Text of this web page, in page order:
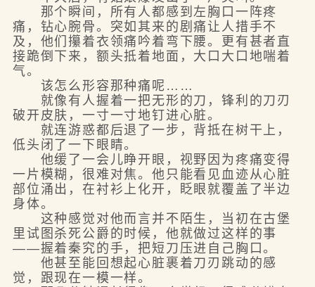
那个瞬间，所有人都感到左胸口一阵疼
痛，钻心腕骨。突如其来的剧痛让人措手不
及，他们攥着衣领痛吟着弯下腰。更有甚者直
接跪倒下来，额头抵着地面，大口大口地喘着
气。
该怎么形容那种痛呢……
就像有人握着一把无形的刀，锋利的刀刃
破开皮肤，一寸一寸地钉进心脏。
就连游惑都后退了一步，背抵在树干上，
低头闭了一下眼睛。
他缓了一会儿睁开眼，视野因为疼痛变得
一片模糊，很难对焦。他只能看见血迹从心脏
部位涌出，在衬衫上化开，眨眼就覆盖了半边
身体。
这种感觉对他而言并不陌生，当初在古堡
里试图杀死公爵的时候，他就做过这样的事
——握着秦究的手，把短刀压进自己胸口。
他甚至能回想起心脏裹着刀刃跳动的感
觉，跟现在一模一样。